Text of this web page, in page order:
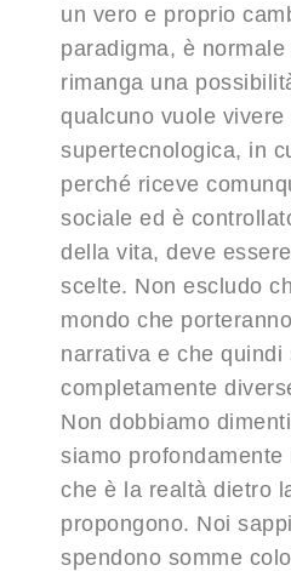
un vero e proprio
paradigma, è
rimanga una
qualcuno vuole
supertecnologica, in
perché riceve
sociale ed è
della vita, deve
scelte. Non escludo
mondo che
narrativa e che
completamente
Non dobbiamo
siamo
che è la realtà dietro
propongono. Noi
spendono somme